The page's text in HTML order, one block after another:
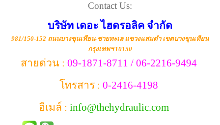
Contact Us:
บริษัท เดอะ ไฮดรอลิค จำกัด
981/150-152 ถนนบางขุนเทียน-ชายทะเล แขวงแสมดำ เขตบางขุนเทียน
กรุงเทพฯ 10150
สายด่วน : 09-1871-8711 / 06-2216-9494
โทรสาร : 0-2416-4198
อีเมล์ : info@thehydraulic.com